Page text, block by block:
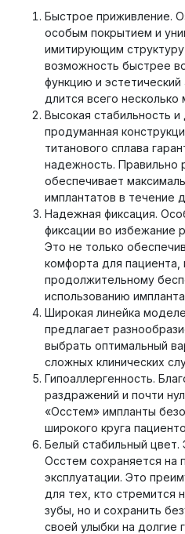
Быстрое приживление.
особым покрытием и
имитирующим
возможность быстрее
функцию и
длится всего несколько
Высокая стабильность
продуманная
титанового сплава
надежность. Правильно
обеспечивает
имплантатов в течение
Надежная фиксация.
фиксации во избежание
Это не только
комфорта для пациента,
продолжительному
использованию
Широкая линейка
предлагает
выбрать оптимальный
сложных клинических
Гипоаллергенность.
раздражений и почти
«Осстем» импланты
широкого круга
Белый стабильный цвет.
Осстем сохраняется на
эксплуатации. Это
для тех, кто стремится
зубы, но и сохранить
своей улыбки на долгие